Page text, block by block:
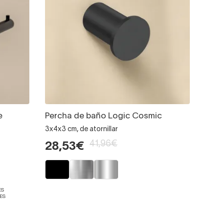
Percha de baño Logic Cosmic
3x4x3 cm, de atornillar
28,53€ 41,96€